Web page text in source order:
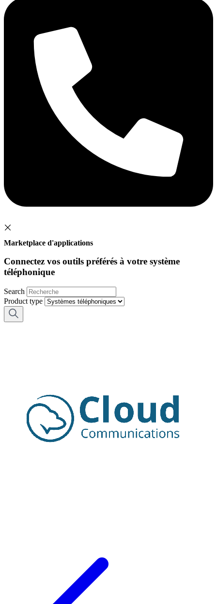
Marketplace d'applications
Connectez vos outils préférés à votre système
téléphonique
Search
Product type